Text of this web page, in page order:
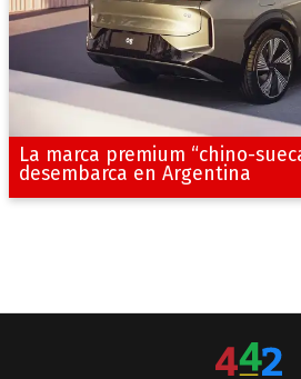
La marca premium “chino-
desembarca en Argentina